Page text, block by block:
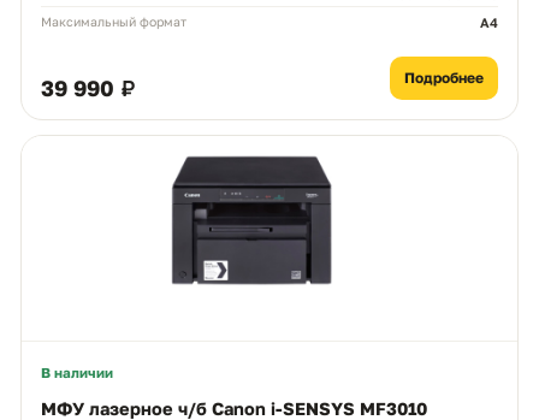
Максимальный формат A4
39 990 ₽ Подробнее
В наличии
МФУ лазерное ч/б Canon i-SENSYS MF3010